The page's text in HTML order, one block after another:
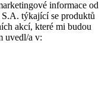
informace od
týkající se produktů
akcí, které mi budou
uvedl/a v: